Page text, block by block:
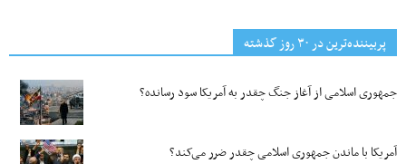
پربیننده‌ترین‌ در ۳۰ روز گذشته
جمهوری اسلامی از آغاز جنگ چقدر به آمریکا سود رسانده؟
آمریکا با ماندن جمهوری اسلامی چقدر ضرر می‌کند؟